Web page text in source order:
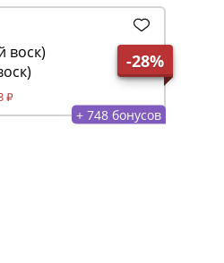
-28%
+ 748 бонусов